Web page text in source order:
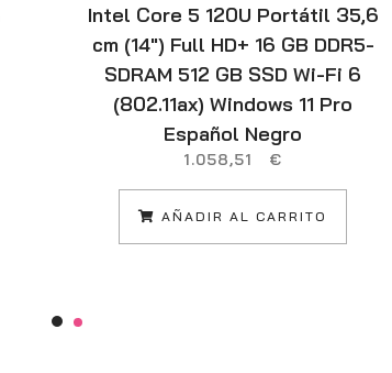
Intel Core 5 120U Portátil 35,6
cm (14″) Full HD+ 16 GB DDR5-
SDRAM 512 GB SSD Wi-Fi 6
(802.11ax) Windows 11 Pro
Español Negro
1.058,51 €
AÑADIR AL CARRITO